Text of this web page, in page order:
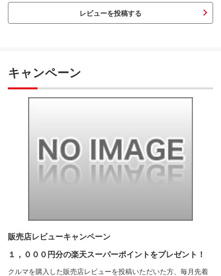
レビューを投稿する
キャンペーン
販売店レビューキャンペーン
１，０００円分の楽天スーパーポイントをプレゼント！
クルマを購入した販売店レビューを投稿いただいた方、毎月先着